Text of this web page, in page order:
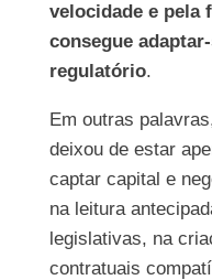
velocidade e pela
consegue
regulatório.
Em outras
deixou de estar
captar capital e
na leitura
legislativas, na
contratuais